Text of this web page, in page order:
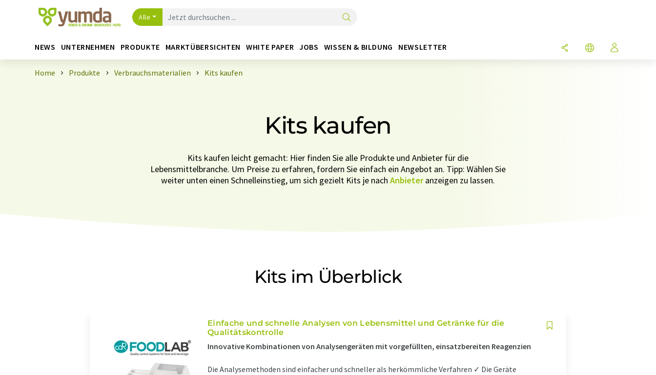
Alle
NEWS UNTERNEHMEN PRODUKTE MARKTÜBERSICHTEN WHITE PAPER JOBS WISSEN & BILDUNG NEWSLETTER
Home Produkte Verbrauchsmaterialien Kits kaufen
Kits kaufen
Kits kaufen leicht gemacht: Hier finden Sie alle Produkte und Anbieter für die
Lebensmittelbranche. Um Preise zu erfahren, fordern Sie einfach ein Angebot an. Tipp: Wählen Sie
weiter unten einen Schnelleinstieg, um sich gezielt Kits je nach Anbieteranzeigen zu lassen.
Kits im Überblick
Einfache und schnelle Analysen von Lebensmittel und Getränke für die
Qualitätskontrolle
Innovative Kombinationen von Analysengeräten mit vorgefüllten, einsatzbereiten Reagenzien
Die Analysemethoden sind einfacher und schneller als herkömmliche Verfahren ✓ Die Geräte